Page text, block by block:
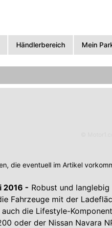
Händlerbereich Mein
die eventuell im Artikel
2016 - Robust und
Fahrzeuge mit der
die Lifestyle-
oder der Nissan Navara